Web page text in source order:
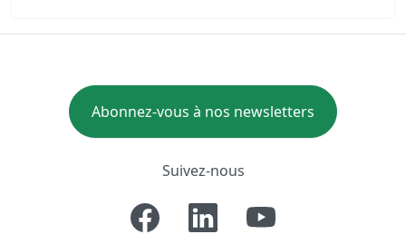
Abonnez-vous à nos newsletters
Suivez-nous